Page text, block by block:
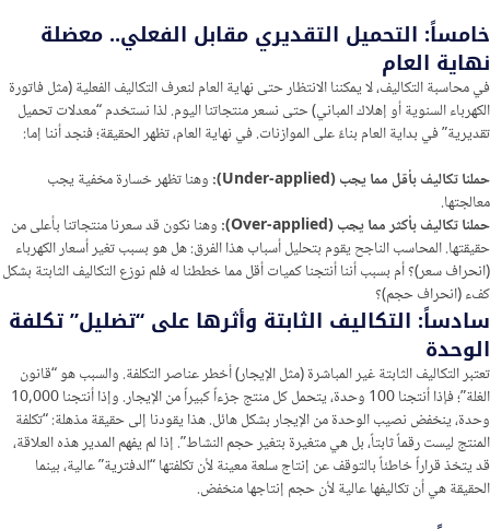
خامساً: التحميل التقديري مقابل الفعلي.. معضلة
نهاية العام
في محاسبة التكاليف، لا يمكننا الانتظار حتى نهاية العام لنعرف التكاليف الفعلية (مثل فاتورة
الكهرباء السنوية أو إهلاك المباني) حتى نسعر منتجاتنا اليوم. لذا نستخدم “معدلات تحميل
تقديرية” في بداية العام بناءً على الموازنات. في نهاية العام، تظهر الحقيقة؛ فنجد أننا إما:
حملنا تكاليف بأقل مما يجب (Under-applied):
وهنا تظهر خسارة مخفية يجب
معالجتها.
حملنا تكاليف بأكثر مما يجب (Over-applied):
وهنا نكون قد سعرنا منتجاتنا بأعلى من
حقيقتها. المحاسب الناجح يقوم بتحليل أسباب هذا الفرق: هل هو بسبب تغير أسعار الكهرباء
(انحراف سعر)؟ أم بسبب أننا أنتجنا كميات أقل مما خططنا له فلم نوزع التكاليف الثابتة بشكل
كفء (انحراف حجم)؟
سادساً: التكاليف الثابتة وأثرها على “تضليل” تكلفة
الوحدة
تعتبر التكاليف الثابتة غير المباشرة (مثل الإيجار) أخطر عناصر التكلفة. والسبب هو “قانون
الغلة”؛ فإذا أنتجنا 100 وحدة، يتحمل كل منتج جزءاً كبيراً من الإيجار. وإذا أنتجنا 10,000
وحدة، ينخفض نصيب الوحدة من الإيجار بشكل هائل. هذا يقودنا إلى حقيقة مذهلة: “تكلفة
المنتج ليست رقماً ثابتاً، بل هي متغيرة بتغير حجم النشاط”. إذا لم يفهم المدير هذه العلاقة،
قد يتخذ قراراً خاطئاً بالتوقف عن إنتاج سلعة معينة لأن تكلفتها “الدفترية” عالية، بينما
الحقيقة هي أن تكاليفها عالية لأن حجم إنتاجها منخفض.